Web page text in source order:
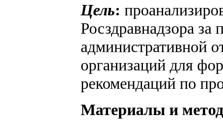
Цель:
Росздравнадзора
административной
организаций для
рекомендаций по
Материалы и